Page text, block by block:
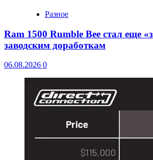
Разное
Ram 1500 Rumble Bee стал еще
заводским доработкам
06.08.2026 0